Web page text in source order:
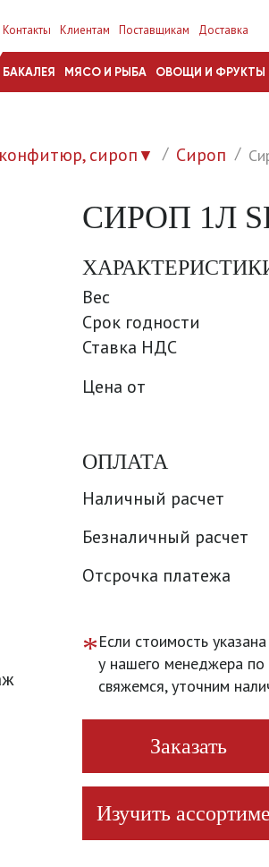
Контакты Клиентам Поставщикам Доставка
БАКАЛЕЯ МЯСО И РЫБА ОВОЩИ И ФРУКТЫ
сироп▼ Сироп
СИРОП 1Л
Вес
Срок годности
Ставка НДС
Цена от
ОПЛАТА
Наличный расчет
Безналичный расчет
Отсрочка платежа
*Если стоимость
у нашего менеджера по
свяжемся, уточним
Заказать
Изучить